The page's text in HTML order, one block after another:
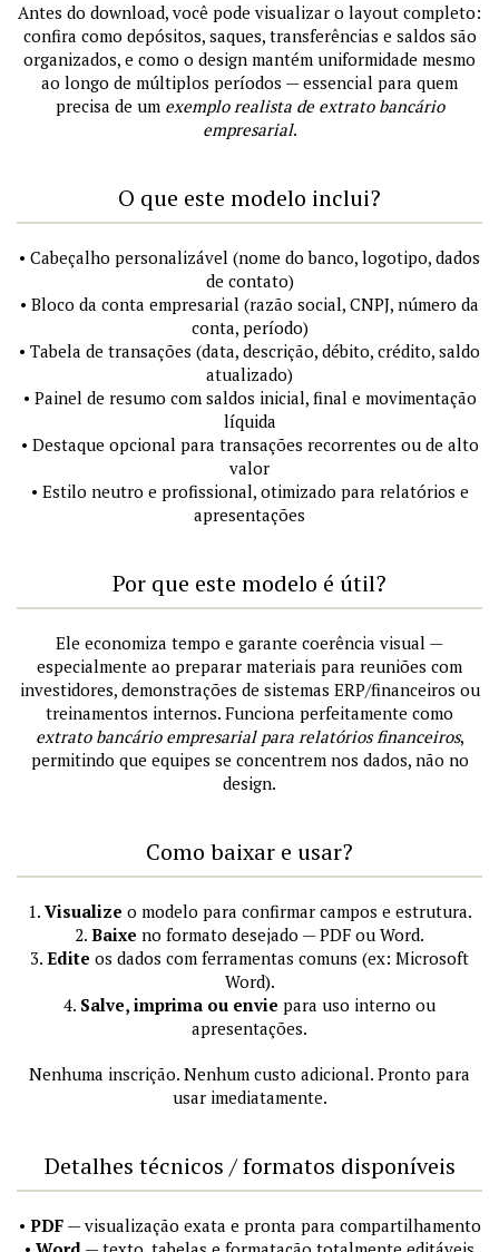
Antes do download, você pode visualizar o layout completo:
confira como depósitos, saques, transferências e saldos são
organizados, e como o design mantém uniformidade mesmo
ao longo de múltiplos períodos — essencial para quem
precisa de um exemplo realista de extrato bancário
empresarial.
O que este modelo inclui?
• Cabeçalho personalizável (nome do banco, logotipo, dados
de contato)
• Bloco da conta empresarial (razão social, CNPJ, número da
conta, período)
• Tabela de transações (data, descrição, débito, crédito, saldo
atualizado)
• Painel de resumo com saldos inicial, final e movimentação
líquida
• Destaque opcional para transações recorrentes ou de alto
valor
• Estilo neutro e profissional, otimizado para relatórios e
apresentações
Por que este modelo é útil?
Ele economiza tempo e garante coerência visual —
especialmente ao preparar materiais para reuniões com
investidores, demonstrações de sistemas ERP/financeiros ou
treinamentos internos. Funciona perfeitamente como
extrato bancário empresarial para relatórios financeiros,
permitindo que equipes se concentrem nos dados, não no
design.
Como baixar e usar?
1. Visualize o modelo para confirmar campos e estrutura.
2. Baixe no formato desejado — PDF ou Word.
3. Edite os dados com ferramentas comuns (ex: Microsoft
Word).
4. Salve, imprima ou envie para uso interno ou
apresentações.
Nenhuma inscrição. Nenhum custo adicional. Pronto para
usar imediatamente.
Detalhes técnicos / formatos disponíveis
• PDF— visualização exata e pronta para compartilhamento